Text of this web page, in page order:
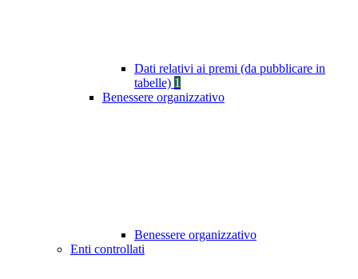
Dati relativi ai premi (da pubblicare in
tabelle) 1
Benessere organizzativo
Benessere organizzativo
Enti controllati